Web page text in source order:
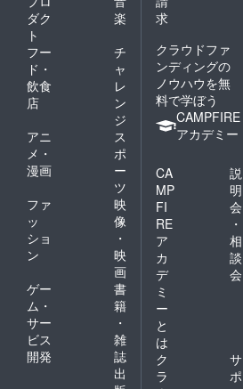
ダク
ト
楽
フー
ド・
飲食
店
チ
ャ
レ
ン
ジ
アニ
メ・
漫画
ス
ポ
ー
ツ
ファ
ッ
ショ
ン
映
像
・
映
画
ゲー
ム・
サー
ビス
開発
書
籍
・
雑
誌
出
求
クラウドファ
ンディングの
ノウハウを無
料で学ぼう
CAMPFIRE
アカデミー
CA
MP
FI
RE
ア
カ
デ
ミ
ー
と
は
説
明
会
・
相
談
会
ク
ラ
サ
ポ